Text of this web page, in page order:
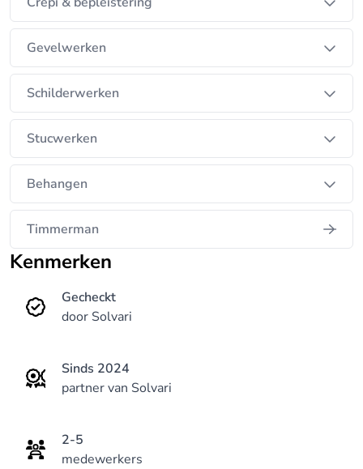
Buiten Noord-Brabant of Limburg?
Stukadoorsbedrijf AS werkt door heel Nederland.
WE KUNNEN ALTIJD BINNEN 7 DAGEN STARTEN!
www.stukadoorsbedrijf-as.nl
06-13897032.
Gevelwerken
Schilderwerken
Stucwerken
Behangen
Timmerman
Kenmerken
Gecheckt
door Solvari
Sinds 2024
partner van Solvari
2-5
medewerkers